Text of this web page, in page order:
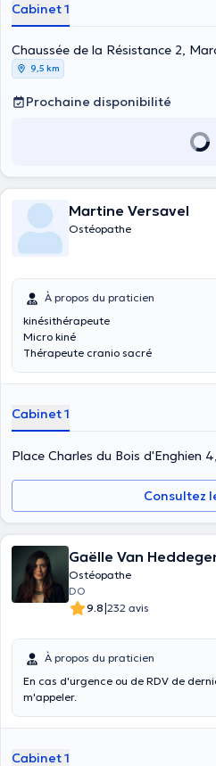
Cabinet 1
Chaussée de la Résistance 2,
9,5 km
Prochaine disponibilité
Martine Versavel
Ostéopathe
À propos du praticien
kinésithérapeute
Micro kiné
Thérapeute cranio sacré
Cabinet 1
Place Charles du Bois d'Enghien
Consultez
Gaëlle Van
Ostéopathe
DO
9.8|232 avis
À propos du praticien
En cas d'urgence ou de RDV de
m'appeler.
Cabinet 1